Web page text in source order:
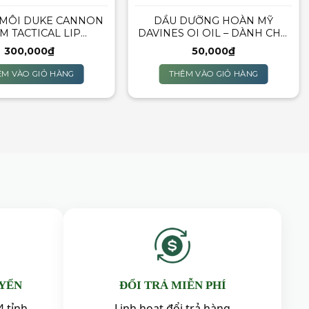
DUKE CANNON
TACTICAL LIP
PROTECTANT
300,000₫
VÀO GIỎ HÀNG
DẦU DƯỠNG HOÀN MỸ
DAVINES OI OIL – DÀNH CHO
MỌI LOẠI TÓC (GÓI DÙNG
THỬ 4ML)
50,000₫
THÊM VÀO GIỎ HÀNG
ĐỔI TRẢ MIỄN PHÍ